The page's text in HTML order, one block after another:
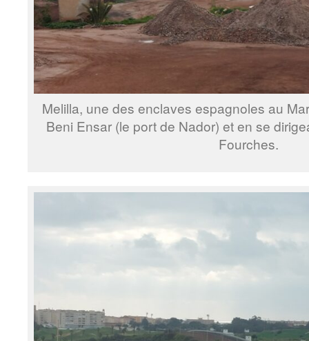
Melilla, une des enclaves espagnoles au
Beni Ensar (le port de Nador) et en se
Fourches.